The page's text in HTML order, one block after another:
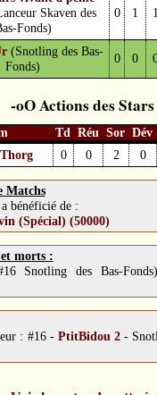
Skaven des
Fonds)
0 1
(Snotling des Bas-
Fonds)
0 0
Actions des Stars
Td Réu Sor Dév
0 0 2 0
Matchs
bénéficié de :
(Spécial) (50000)
et morts :
Snotling des Bas-
: #16 - PtitBidou 2-